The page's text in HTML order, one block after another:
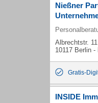
Nießner
Albrechtstr. 11
10117 Berlin -
Gratis-
INSIDE